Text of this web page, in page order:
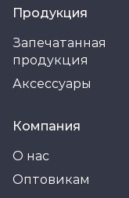
Продукция
Запечатанная
продукция
Аксессуары
Компания
О нас
Оптовикам